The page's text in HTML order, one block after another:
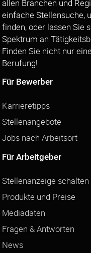
allen Branchen und
einfache Stellensuche,
finden, oder lassen Sie
Spektrum an
Finden Sie nicht nur
Berufung!
Für Bewerber
Karrieretipps
Stellenangebote
Jobs nach Arbeitsort
Für Arbeitgeber
Stellenanzeige schalten
Produkte und Preise
Mediadaten
Fragen & Antworten
News